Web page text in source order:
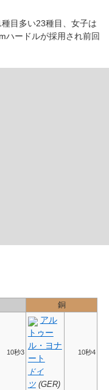
目多い23種目、女子は
ハードルが採用され前回
銅
10秒3
アル
トゥー
ル・ヨナ
ート
ドイ
ツ(GER)
10秒4